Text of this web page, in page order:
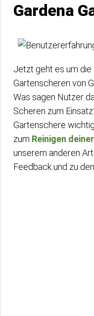
Gardena
Jetzt geht es um die
Gartenscheren von
Was sagen Nutzer
Scheren zum
Gartenschere
zum Reinigen
unserem anderen
Feedback und zu